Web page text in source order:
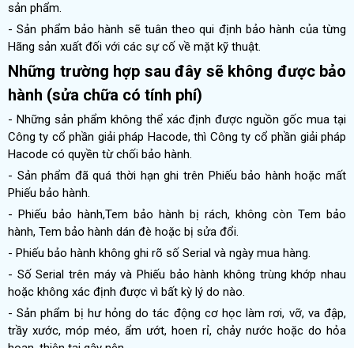
sản phẩm.
- Sản phẩm bảo hành sẽ tuân theo qui định bảo hành của từng
Hãng sản xuất đối với các sự cố về mặt kỹ thuật.
Những trường hợp sau đây sẽ không được bảo
hành (sửa chữa có tính phí)
- Những sản phẩm không thể xác định được nguồn gốc mua tại
Công ty cổ phần giải pháp Hacode, thì Công ty cổ phần giải pháp
Hacode có quyền từ chối bảo hành.
- Sản phẩm đã quá thời hạn ghi trên Phiếu bảo hành hoặc mất
Phiếu bảo hành.
- Phiếu bảo hành,Tem bảo hành bị rách, không còn Tem bảo
hành, Tem bảo hành dán đè hoặc bị sửa đổi.
- Phiếu bảo hành không ghi rõ số Serial và ngày mua hàng.
- Số Serial trên máy và Phiếu bảo hành không trùng khớp nhau
hoặc không xác định được vì bất kỳ lý do nào.
- Sản phẩm bị hư hỏng do tác động cơ học làm rơi, vỡ, va đập,
trầy xước, móp méo, ẩm ướt, hoen rỉ, chảy nước hoặc do hỏa